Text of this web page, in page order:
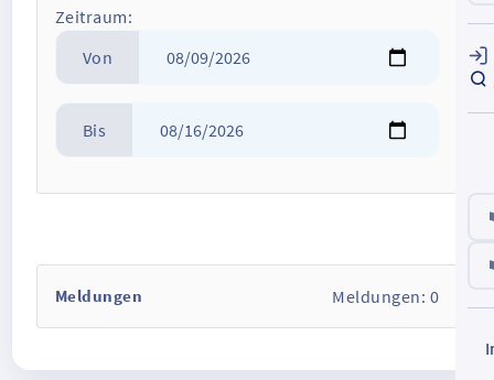
Zeitraum:
Von
Bis
Meldungen Meldungen: 0